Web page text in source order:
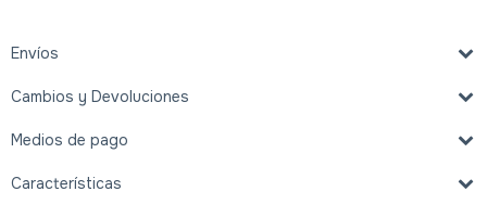
Envíos
Cambios y Devoluciones
Medios de pago
Características